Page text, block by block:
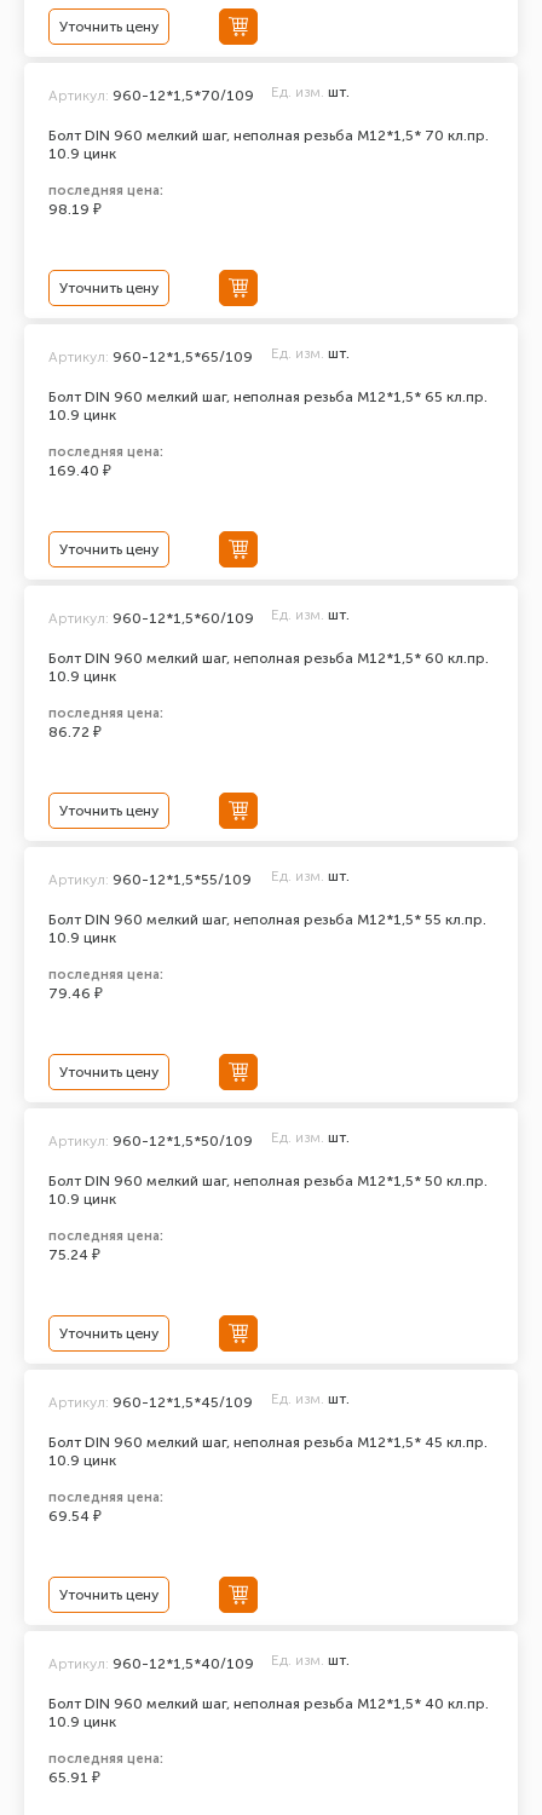
Уточнить цену
Болт DIN 960 мелкий шаг, неполная резьба M12*1,5* 70 кл.пр.
10.9 цинк
Артикул: 960-12*1,5*70/109 Ед. изм. шт.
последняя цена:
98.19 ₽
Уточнить цену
Болт DIN 960 мелкий шаг, неполная резьба M12*1,5* 65 кл.пр.
10.9 цинк
Артикул: 960-12*1,5*65/109 Ед. изм. шт.
последняя цена:
169.40 ₽
Уточнить цену
Болт DIN 960 мелкий шаг, неполная резьба M12*1,5* 60 кл.пр.
10.9 цинк
Артикул: 960-12*1,5*60/109 Ед. изм. шт.
последняя цена:
86.72 ₽
Уточнить цену
Болт DIN 960 мелкий шаг, неполная резьба M12*1,5* 55 кл.пр.
10.9 цинк
Артикул: 960-12*1,5*55/109 Ед. изм. шт.
последняя цена:
79.46 ₽
Уточнить цену
Болт DIN 960 мелкий шаг, неполная резьба M12*1,5* 50 кл.пр.
10.9 цинк
Артикул: 960-12*1,5*50/109 Ед. изм. шт.
последняя цена:
75.24 ₽
Уточнить цену
Болт DIN 960 мелкий шаг, неполная резьба M12*1,5* 45 кл.пр.
10.9 цинк
Артикул: 960-12*1,5*45/109 Ед. изм. шт.
последняя цена:
69.54 ₽
Уточнить цену
Болт DIN 960 мелкий шаг, неполная резьба M12*1,5* 40 кл.пр.
10.9 цинк
Артикул: 960-12*1,5*40/109 Ед. изм. шт.
последняя цена:
65.91 ₽